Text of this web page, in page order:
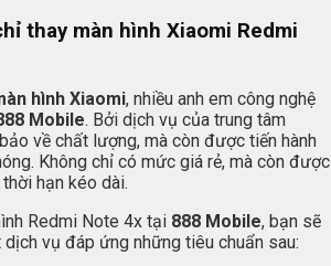
thay màn hình Xiaomi Redmi
hình Xiaomi, nhiều anh em công nghệ
Mobile. Bởi dịch vụ của trung tâm
về chất lượng, mà còn được tiến hành
Không chỉ có mức giá rẻ, mà còn được
hạn kéo dài.
Redmi Note 4x tại 888 Mobile, bạn sẽ
vụ đáp ứng những tiêu chuẩn sau: